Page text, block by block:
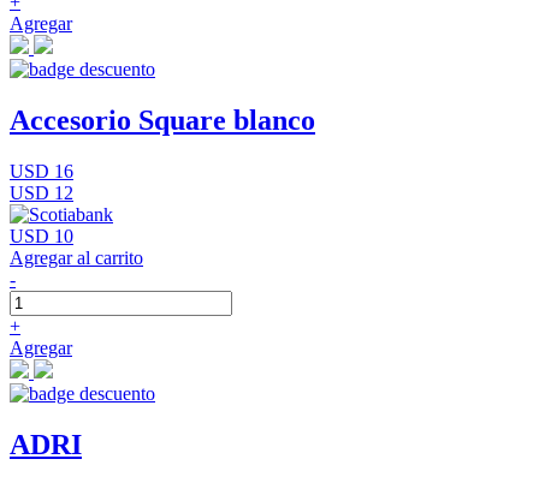
Agregar
Accesorio Square blanco
USD 16
USD 12
USD 10
Agregar al carrito
-
+
Agregar
ADRI